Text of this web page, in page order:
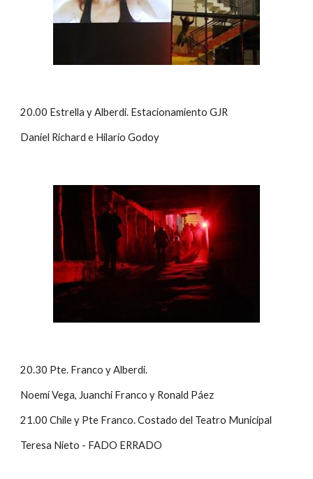
20.00 Estrella y Alberdi. Estacionamiento GJR
Daniel Richard e Hilario Godoy
20.30 Pte. Franco y Alberdi.
Noemí Vega, Juanchi Franco y Ronald Páez
21.00 Chile y Pte Franco. Costado del Teatro Municipal
Teresa Nieto - FADO ERRADO